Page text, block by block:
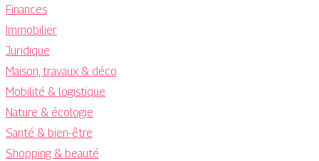
Finances
Immobilier
Juridique
Maison, travaux & déco
Mobilité & logistique
Nature & écologie
Santé & bien-être
Shopping & beauté